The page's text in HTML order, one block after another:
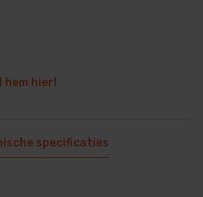
hem hier!
specificaties